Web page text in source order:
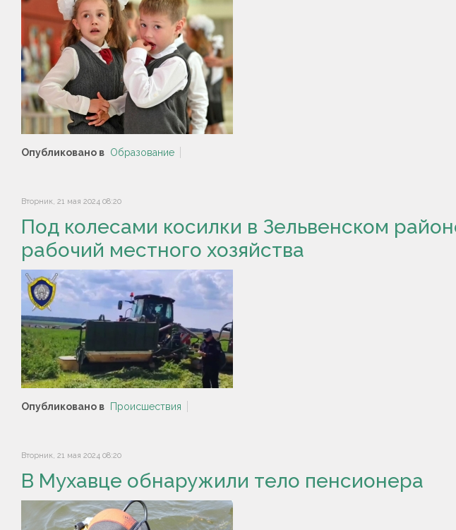
Опубликовано в Образование
Вторник, 21 мая 2024 08:20
Под колесами косилки в Зельвенском
рабочий местного хозяйства
Опубликовано в Происшествия
Вторник, 21 мая 2024 08:20
В Мухавце обнаружили тело пенсионера